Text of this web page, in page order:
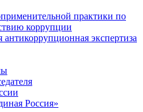
практики по
коррупции
антикоррупционная экспертиза
Россия»